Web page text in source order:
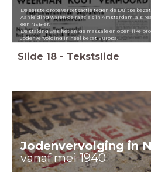
De eerste grote verzetsactie tegen de Duitse
Aanleiding waren de razzia's in Amsterdam, als
een NSB-er.
De staking was het enige massale en openlijke
Jodenvervolging in heel bezet Europa.
Slide 18 - Tekstslide
Jodenvervolging in
vanaf mei 1940